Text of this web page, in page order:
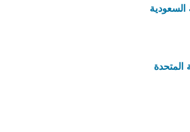
السعودية
المتحدة